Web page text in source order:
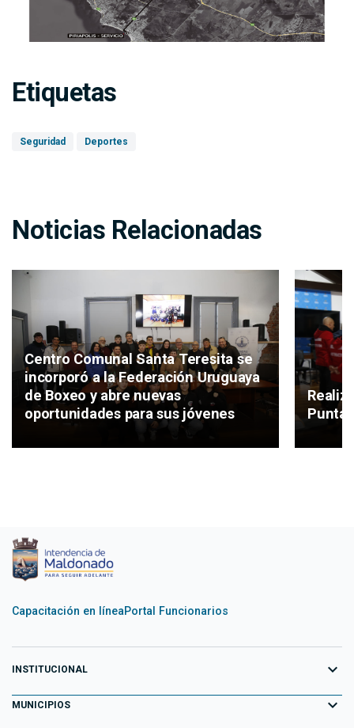
Etiquetas
Seguridad Deportes
Noticias Relacionadas
Centro Comunal Santa Teresita se
incorporó a la Federación Uruguaya
de Boxeo y abre nuevas
oportunidades para sus jóvenes
Punta
Capacitación en líneaPortal Funcionarios
INSTITUCIONAL expand_more
Equipo de Gobierno
MUNICIPIOS expand_more